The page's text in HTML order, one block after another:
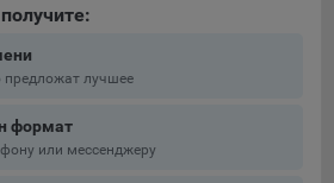
целях, например Яндекс.Метрика,
хранятся не более года;
веб-аналитических
«Яндекс.Метрика»
предложат лучшее
формат
или мессенджеру